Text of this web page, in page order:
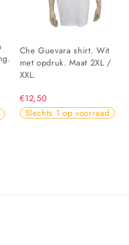
Che Guevara shirt. Wit
met opdruk. Maat 2XL /
XXL.
€12,50
Slechts 1 op voorraad